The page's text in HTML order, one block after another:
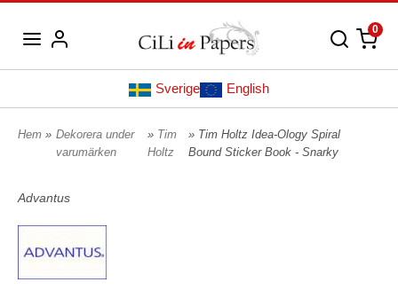
0
Sverige English
Hem » Dekorera under
varumärken
» Tim
Holtz
» Tim Holtz Idea-Ology Spiral
Bound Sticker Book - Snarky
Advantus